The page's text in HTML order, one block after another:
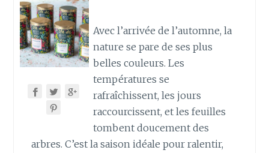
Avec l’arrivée de l’automne, la
nature se pare de ses plus
belles couleurs. Les
températures se
rafraîchissent, les jours
raccourcissent, et les feuilles
tombent doucement des
arbres. C’est la saison idéale pour ralentir,